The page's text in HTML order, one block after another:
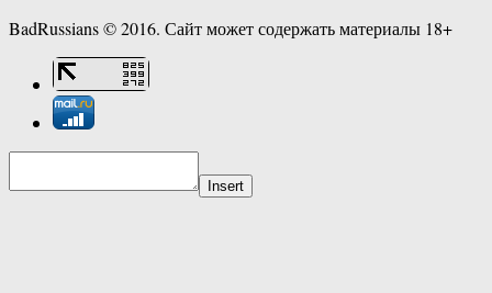
BadRussians © 2016. Сайт может содержать материалы 18+
Insert